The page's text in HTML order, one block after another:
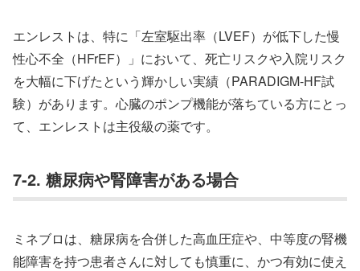
エンレストは、特に「左室駆出率（LVEF）が低下した慢
性心不全（HFrEF）」において、死亡リスクや入院リスク
を大幅に下げたという輝かしい実績（PARADIGM-HF試
験）があります。心臓のポンプ機能が落ちている方にとっ
て、エンレストは主役級の薬です。
7-2. 糖尿病や腎障害がある場合
ミネブロは、糖尿病を合併した高血圧症や、中等度の腎機
能障害を持つ患者さんに対しても慎重に、かつ有効に使え